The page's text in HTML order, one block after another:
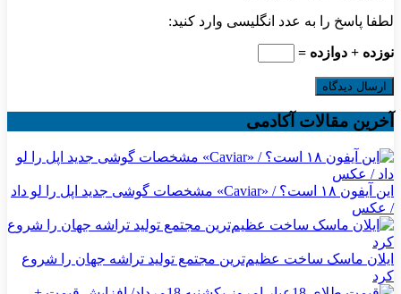
لطفا پاسخ را به عدد انگلیسی وارد کنید:
نوزده + دوازده =
آخرین مقالات آکادمی
این آیفون ۱۸ است؟ / «Caviar» مشخصات گوشی جدید اپل را لو داد
/ عکس
ایلان ماسک ساخت عظیم‌ترین مجتمع تولید تراشه جهان را شروع
کرد